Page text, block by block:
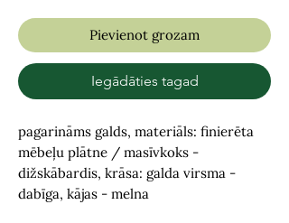
Pievienot grozam
Iegādāties tagad
pagarināms galds, materiāls: finierēta
mēbeļu plātne / masīvkoks -
dižskābardis, krāsa: galda virsma -
dabīga, kājas - melna